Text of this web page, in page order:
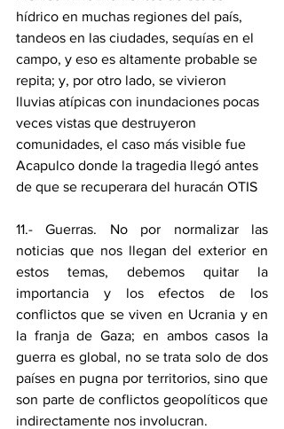
hídrico en muchas regiones del país,
tandeos en las ciudades, sequías en el
campo, y eso es altamente probable se
repita; y, por otro lado, se vivieron
lluvias atípicas con inundaciones pocas
veces vistas que destruyeron
comunidades, el caso más visible fue
Acapulco donde la tragedia llegó antes
de que se recuperara del huracán OTIS
11.- Guerras. No por normalizar las
noticias que nos llegan del exterior en
estos temas, debemos quitar la
importancia y los efectos de los
conflictos que se viven en Ucrania y en
la franja de Gaza; en ambos casos la
guerra es global, no se trata solo de dos
países en pugna por territorios, sino que
son parte de conflictos geopolíticos que
indirectamente nos involucran.